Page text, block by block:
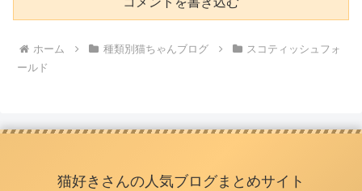
ホーム 種類別猫ちゃんブログ
スコティッシュフォ
ールド
猫好きさんの人気ブログまとめサイト